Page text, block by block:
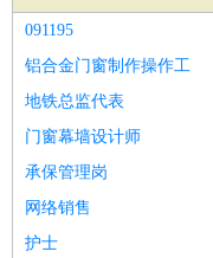
091195
铝合金门窗制作操作工
地铁总监代表
门窗幕墙设计师
承保管理岗
网络销售
护士